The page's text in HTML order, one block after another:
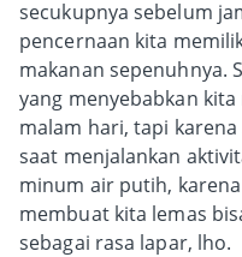
secukupnya sebelum
pencernaan kita
makanan sepenuhnya.
yang menyebabkan
malam hari, tapi
saat menjalankan
minum air putih,
membuat kita lemas
sebagai rasa lapar, lho.